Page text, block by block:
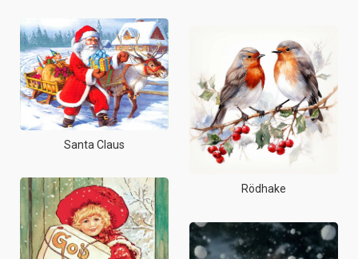
Santa Claus
Rödhake